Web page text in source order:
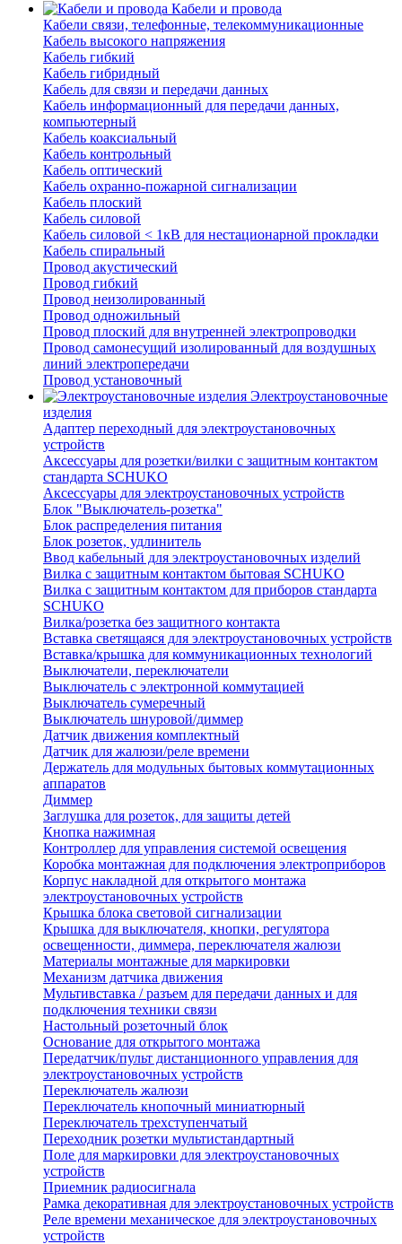
Кабели и провода
Кабели связи, телефонные, телекоммуникационные
Кабель высокого напряжения
Кабель гибкий
Кабель гибридный
Кабель для связи и передачи данных
Кабель информационный для передачи данных,
компьютерный
Кабель коаксиальный
Кабель контрольный
Кабель оптический
Кабель охранно-пожарной сигнализации
Кабель плоский
Кабель силовой
Кабель силовой < 1кВ для нестационарной прокладки
Кабель спиральный
Провод акустический
Провод гибкий
Провод неизолированный
Провод одножильный
Провод плоский для внутренней электропроводки
Провод самонесущий изолированный для воздушных
линий электропередачи
Провод установочный
Электроустановочные
изделия
Адаптер переходный для электроустановочных
устройств
Аксессуары для розетки/вилки с защитным контактом
стандарта SCHUKO
Аксессуары для электроустановочных устройств
Блок "Выключатель-розетка"
Блок распределения питания
Блок розеток, удлинитель
Ввод кабельный для электроустановочных изделий
Вилка с защитным контактом бытовая SCHUKO
Вилка с защитным контактом для приборов стандарта
SCHUKO
Вилка/розетка без защитного контакта
Вставка светящаяся для электроустановочных устройств
Вставка/крышка для коммуникационных технологий
Выключатели, переключатели
Выключатель с электронной коммутацией
Выключатель сумеречный
Выключатель шнуровой/диммер
Датчик движения комплектный
Датчик для жалюзи/реле времени
Держатель для модульных бытовых коммутационных
аппаратов
Диммер
Заглушка для розеток, для защиты детей
Кнопка нажимная
Контроллер для управления системой освещения
Коробка монтажная для подключения электроприборов
Корпус накладной для открытого монтажа
электроустановочных устройств
Крышка блока световой сигнализации
Крышка для выключателя, кнопки, регулятора
освещенности, диммера, переключателя жалюзи
Материалы монтажные для маркировки
Механизм датчика движения
Мультивставка / разъем для передачи данных и для
подключения техники связи
Настольный розеточный блок
Основание для открытого монтажа
Передатчик/пульт дистанционного управления для
электроустановочных устройств
Переключатель жалюзи
Переключатель кнопочный миниатюрный
Переключатель трехступенчатый
Переходник розетки мультистандартный
Поле для маркировки для электроустановочных
устройств
Приемник радиосигнала
Рамка декоративная для электроустановочных устройств
Реле времени механическое для электроустановочных
устройств